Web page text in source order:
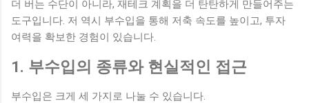
하나만으로도 충동적인 소비가 줄어드는 효과가 있었습니다. 3.
커피 대신 집에서 준비하기 아침에 카페를 이용하던 습관을 줄
이고, 집에서 간단하게 음료를 준비하는 방식으로 바꿨습니다.
이 변화는 작은 것처럼 보였지만 꾸준히 이어지면서 지출을 줄
이는 데 도움이 됐습니다. 4. 소비 기준 한 번 더 생각하기 하루
를 시작하면서 “오늘 꼭 필요한 소비인가”를 한 번 더 생각하는
더 버는 수단이 아니라, 재테크 계획을 더 탄탄하게 만들어주는
도구입니다. 저 역시 부수입을 통해 저축 속도를 높이고, 투자
여력을 확보한 경험이 있습니다.
1. 부수입의 종류와 현실적인 접근
부수입은 크게 세 가지로 나눌 수 있습니다.